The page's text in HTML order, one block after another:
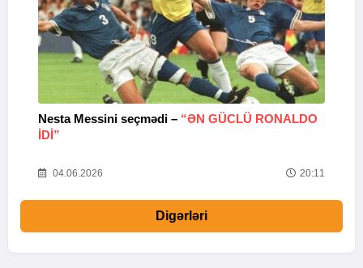
Nesta Messini seçmədi – “ƏN GÜCLÜ RONALDO
IDI”
04.06.2026 20:11
Digərləri